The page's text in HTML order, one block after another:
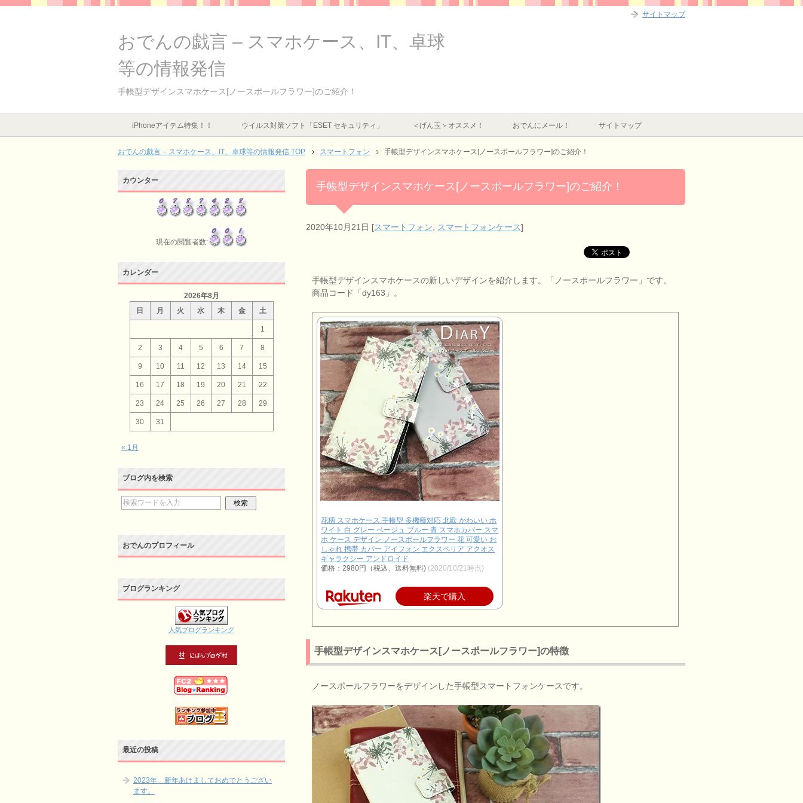
おでんの戯言 – スマホケース、IT、卓球
等の情報発信
手帳型デザインスマホケース[ノースポールフラワー]のご紹介！
iPhoneアイテム特集！！ ウイルス対策ソフト「ESET セキュリティ」 ＜げん玉＞オススメ！ おでんにメール！ サイトマップ
おでんの戯言 – スマホケース、IT、卓球等の情報発信 TOP スマートフォン 手帳型デザインスマホケース[ノースポールフラワー]のご紹介！
手帳型デザインスマホケース[ノースポールフラワー]のご紹介！
2020年10月21日 [スマートフォン スマートフォンケース]
手帳型デザインスマホケースの新しいデザインを紹介します。「ノースポールフラワー」です。
商品コード「dy163」。
花柄 スマホケース 手帳型 多機種対応 北欧 かわいい ホ
ワイト 白 グレー ベージュ ブルー 青 スマホカバー スマ
ホ ケース デザイン ノースポールフラワー 花 可愛い お
しゃれ 携帯 カバー アイフォン エクスペリア アクオス
ギャラクシー アンドロイド
価格：2980円（税込、送料無料) (2020/10/21時点)
楽天で購入
手帳型デザインスマホケース[ノースポールフラワー]の特徴
ノースポールフラワーをデザインした手帳型スマートフォンケースです。
カウンター
現在の閲覧者数:
カレンダー
2026年8月
日
月 火 水 木 金 土
1
2 3 4 5 6 7 8
9 10 11 12 13 14 15
16 17 18 19 20 21 22
23 24 25 26 27 28 29
30 31
« 1月
ブログ内を検索
おでんのプロフィール
ブログランキング
人気ブログランキング
最近の投稿
2023年 新年あけましておめでとうござい
ます。
サイトマップ